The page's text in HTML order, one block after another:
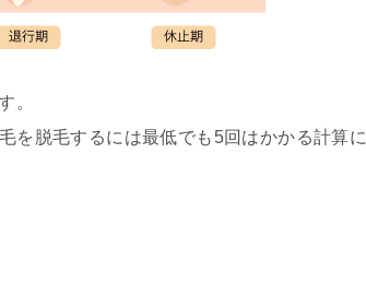
。
を脱毛するには最低でも5回はかかる計算に